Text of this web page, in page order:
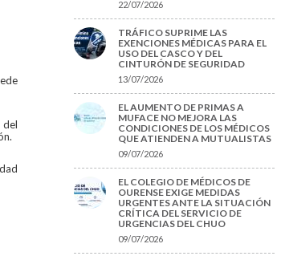
del
22/07/2026
TRÁFICO SUPRIME LAS
EXENCIONES MÉDICAS PARA EL
USO DEL CASCO Y DEL
CINTURÓN DE SEGURIDAD
13/07/2026
EL AUMENTO DE PRIMAS A
MUFACE NO MEJORA LAS
CONDICIONES DE LOS MÉDICOS
QUE ATIENDEN A MUTUALISTAS
09/07/2026
EL COLEGIO DE MÉDICOS DE
OURENSE EXIGE MEDIDAS
URGENTES ANTE LA SITUACIÓN
CRÍTICA DEL SERVICIO DE
URGENCIAS DEL CHUO
09/07/2026